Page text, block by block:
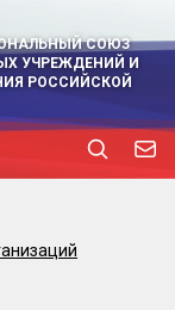
СОЮЗ
УЧРЕЖДЕНИЙ И
РОССИЙСКОЙ